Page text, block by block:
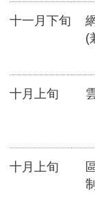
十一月下旬
(
十月上旬
十月上旬